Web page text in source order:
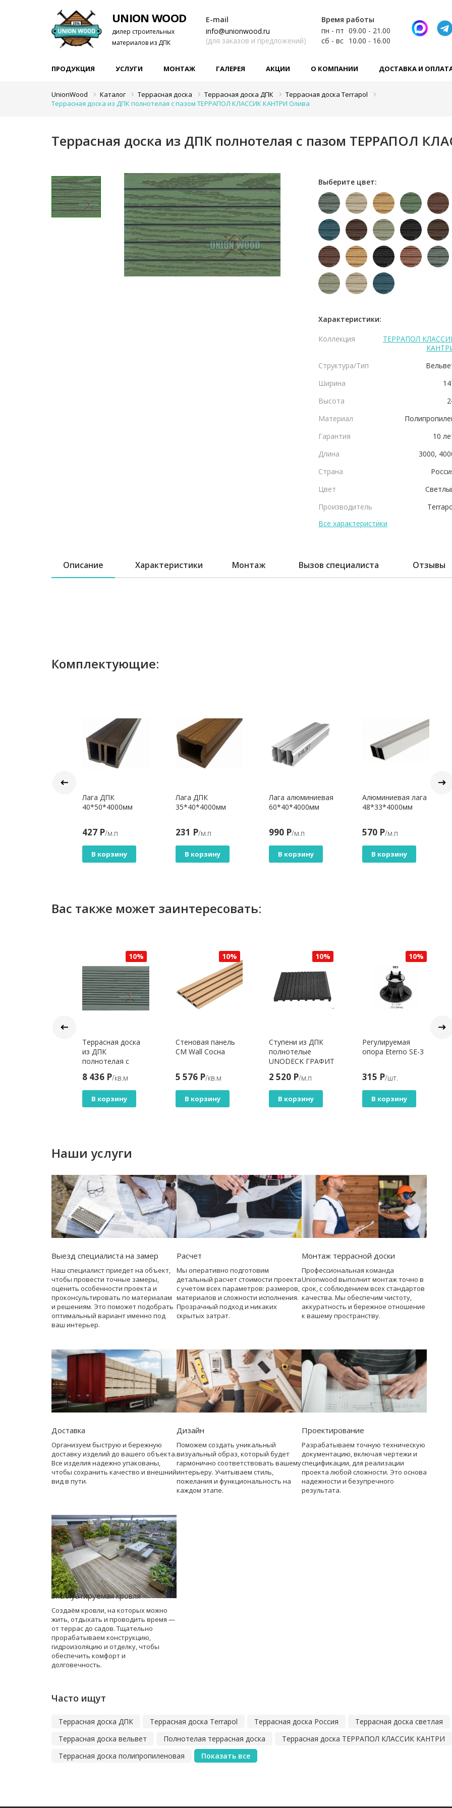
UNION WOOD
дилер строительных
материалов из ДПК
Время работы
пн - пт 09.00 - 21.00
сб - вс 10.00 - 16.00
E-mail
info@unionwood.ru
(для заказов и предложений)
ПРОДУКЦИЯ УСЛУГИ МОНТАЖ ГАЛЕРЕЯ АКЦИИ О КОМПАНИИ ДОСТАВКА И
UnionWood Каталог Террасная доска Террасная доска ДПК
Террасная доска Terrapol
Террасная доска из ДПК полнотелая с пазом ТЕРРАПОЛ КЛАССИК КАНТРИ Олива
Террасная доска из ДПК полнотелая с пазом ТЕРРАПОЛ
Выберите цвет:
Характеристики:
Коллекция
ТЕРРАПОЛ
Структура/Тип
Ширина
Высота
Материал
Гарантия
10
Длина
3000,
Страна
Цвет
Производитель
Все характеристики
Описание Характеристики Монтаж Вызов специалиста Отзывы
Комплектующие:
Лага ДПК
40*50*4000мм
427 Р/м.п
В корзину
Лага ДПК
35*40*4000мм
231 Р/м.п
В корзину
Лага алюминиевая
60*40*4000мм
990 Р/м.п
В корзину
Алюминиевая лага
48*33*4000мм
570 Р/м.п
В корзину
Вас также может заинтересовать:
10%
Террасная доска
из ДПК
полнотелая с
КЛАССИК ПАЛУБА
Анис
8 436 Р/кв.м
В корзину
10%
Стеновая панель
CM Wall Сосна
5 576 Р/кв.м
В корзину
10%
Ступени из ДПК
полнотелые
UNODECK ГРАФИТ
2 520 Р/м.п
В корзину
10%
Регулируемая
опора Eterno SE-3
315 Р/шт.
В корзину
Наши услуги
Выезд специалиста на замер
Наш специалист приедет на объект,
чтобы провести точные замеры,
оценить особенности проекта и
проконсультировать по материалам
и решениям. Это поможет подобрать
оптимальный вариант именно под
ваш интерьер.
Расчет
Мы оперативно подготовим
детальный расчет стоимости проекта
с учетом всех параметров: размеров,
материалов и сложности исполнения.
Прозрачный подход и никаких
скрытых затрат.
Монтаж террасной доски
Профессиональная команда
Unionwood выполнит монтаж точно в
срок, с соблюдением всех стандартов
качества. Мы обеспечим чистоту,
аккуратность и бережное отношение
к вашему пространству.
Доставка
Организуем быструю и бережную
доставку изделий до вашего объекта.
Все изделия надежно упакованы,
чтобы сохранить качество и внешний
вид в пути.
Дизайн
Поможем создать уникальный
визуальный образ, который будет
гармонично соответствовать вашему
интерьеру. Учитываем стиль,
пожелания и функциональность на
каждом этапе.
Проектирование
Разрабатываем точную техническую
документацию, включая чертежи и
спецификации, для реализации
проекта любой сложности. Это основа
надежности и безупречного
результата.
Эксплуатируемая кровля
Создаём кровли, на которых можно
жить, отдыхать и проводить время —
от террас до садов. Тщательно
прорабатываем конструкцию,
гидроизоляцию и отделку, чтобы
обеспечить комфорт и
долговечность.
Часто ищут
Террасная доска ДПК Террасная доска Terrapol Террасная доска Россия
Террасная доска светлая
Террасная доска вельвет
Полнотелая террасная доска
Террасная доска ТЕРРАПОЛ КЛАССИК КАНТРИ
Террасная доска полипропиленовая
Показать все